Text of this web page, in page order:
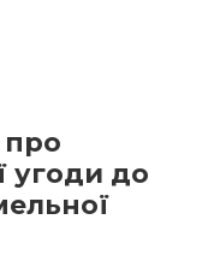
про
угоди до